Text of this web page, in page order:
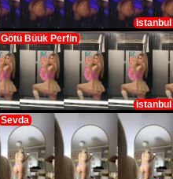
istanbul
Götü Büük Perfin
istanbul
Sevda